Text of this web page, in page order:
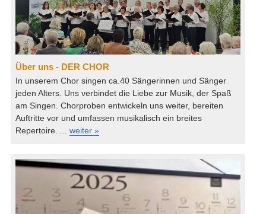
Über uns - DER CHOR
In unserem Chor singen ca.40 Sängerinnen und Sänger
jeden Alters. Uns verbindet die Liebe zur Musik, der Spaß
am Singen. Chorproben entwickeln uns weiter, bereiten
Auftritte vor und umfassen musikalisch ein breites
Repertoire. ...weiter »